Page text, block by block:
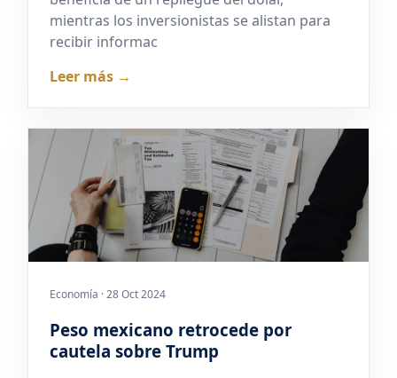
mientras los inversionistas se alistan para
recibir informac
Leer más →
Economía · 28 Oct 2024
Peso mexicano retrocede por
cautela sobre Trump